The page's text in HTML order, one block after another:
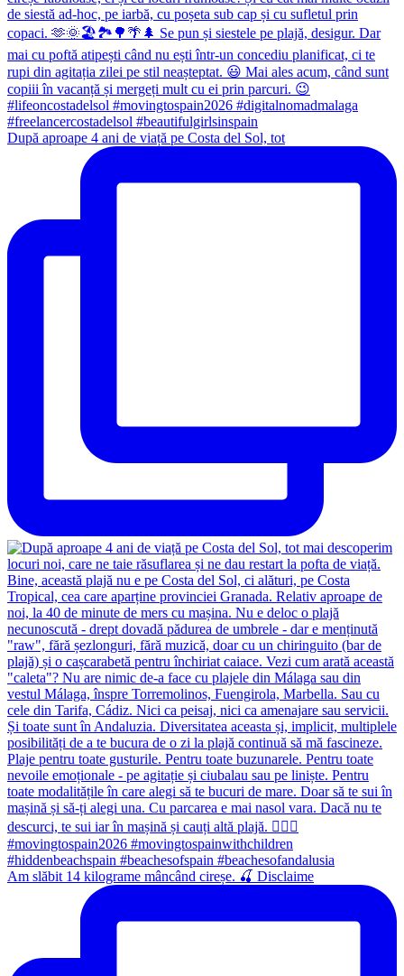
După aproape 4 ani de viață pe Costa del Sol, tot
Am slăbit 14 kilograme mâncând cireșe. 🍒 Disclaime